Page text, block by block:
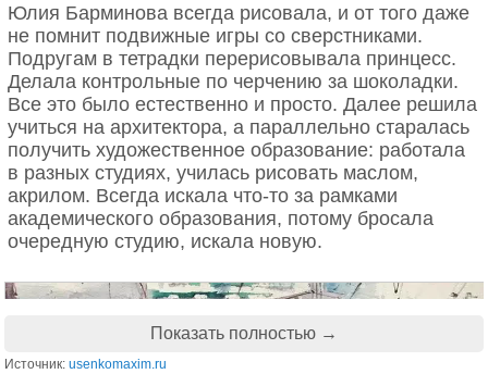
Юлия Барминова всегда рисовала, и от того даже
не помнит подвижные игры со сверстниками.
Подругам в тетрадки перерисовывала принцесс.
Делала контрольные по черчению за шоколадки.
Все это было естественно и просто. Далее решила
учиться на архитектора, а параллельно старалась
получить художественное образование: работала
в разных студиях, училась рисовать маслом,
акрилом. Всегда искала что-то за рамками
академического образования, потому бросала
очередную студию, искала новую.
Показать полностью →
Источник: usenkomaxim.ru